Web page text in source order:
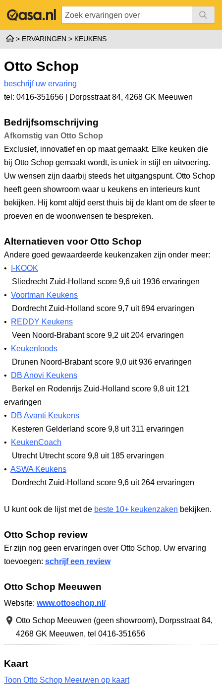
ERVARINGEN KEUKENS
Otto Schop
beschrijf uw ervaring
tel: 0416-351656 |
Dorpsstraat 84, 4268 GK Meeuwen
Bedrijfsomschrijving
Afkomstig van Otto Schop
Exclusief, innovatief en op maat gemaakt. Elke keuken die
bij Otto Schop gemaakt wordt, is uniek in stijl en uitvoering.
Uw wensen zijn daarbij steeds het uitgangspunt. Otto Schop
heeft geen showroom waar u keukens en interieurs kunt
bekijken. Hij komt altijd eerst thuis bij de klant om de sfeer te
proeven en de woonwensen te bespreken.
Alternatieven voor Otto Schop
Andere goed gewaardeerde keukenzaken zijn onder meer:
•
I-KOOK
Sliedrecht Zuid-Holland score 9,6 uit 1936 ervaringen
• Voortman Keukens
Dordrecht Zuid-Holland score 9,7 uit 694 ervaringen
•
REDDY Keukens
Veen Noord-Brabantscore 9,2 uit 204 ervaringen
•
Keukenloods
Drunen Noord-Brabantscore 9,0 uit 936 ervaringen
•
DB Anovi Keukens
Berkel en Rodenrijs Zuid-Holland score 9,8 uit 121
ervaringen
•
DB Avanti Keukens
Kesteren Gelderland score 9,8 uit 311 ervaringen
•
KeukenCoach
Utrecht Utrechtscore 9,8 uit 185 ervaringen
• ASWA Keukens
Dordrecht Zuid-Holland score 9,6 uit 264 ervaringen
U kunt ook de lijst met de beste 10+ keukenzaken bekijken.
Otto Schop review
Er zijn nog geen ervaringen over Otto Schop. Uw ervaring
toevoegen: schrijf een review
Otto Schop Meeuwen
Website: www.ottoschop.nl/
Otto Schop Meeuwen (geen showroom), Dorpsstraat 84,
4268 GK Meeuwen, tel 0416-351656
Kaart
Toon Otto Schop Meeuwen op kaart